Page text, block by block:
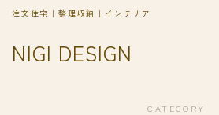
NIGI DESIGN
注文住宅｜整理収納｜インテリア
CATEGORY